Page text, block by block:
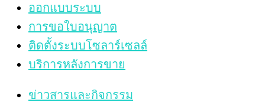
ออกแบบระบบ
การขอใบอนุญาต
ติดตั้งระบบโซลาร์เซลล์
บริการหลังการขาย
ข่าวสารและกิจกรรม